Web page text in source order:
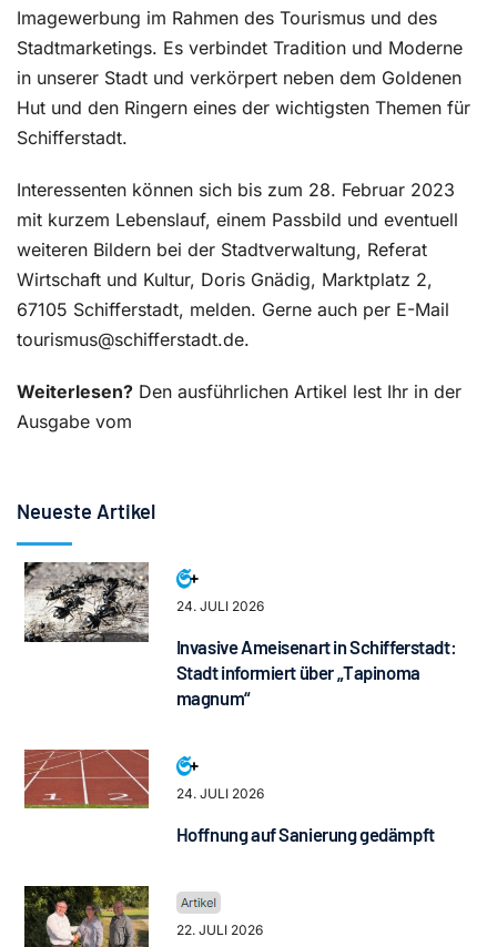
Imagewerbung im Rahmen des Tourismus und des
Stadtmarketings. Es verbindet Tradition und Moderne
in unserer Stadt und verkörpert neben dem Goldenen
Hut und den Ringern eines der wichtigsten Themen für
Schifferstadt.
Interessenten können sich bis zum 28. Februar 2023
mit kurzem Lebenslauf, einem Passbild und eventuell
weiteren Bildern bei der Stadtverwaltung, Referat
Wirtschaft und Kultur, Doris Gnädig, Marktplatz 2,
67105 Schifferstadt, melden. Gerne auch per E-Mail
tourismus@schifferstadt.de.
Weiterlesen? Den ausführlichen Artikel lest Ihr in der
Ausgabe vom
Neueste Artikel
24. JULI 2026
Invasive Ameisenart in Schifferstadt:
Stadt informiert über „Tapinoma
magnum“
24. JULI 2026
Hoffnung auf Sanierung gedämpft
22. JULI 2026